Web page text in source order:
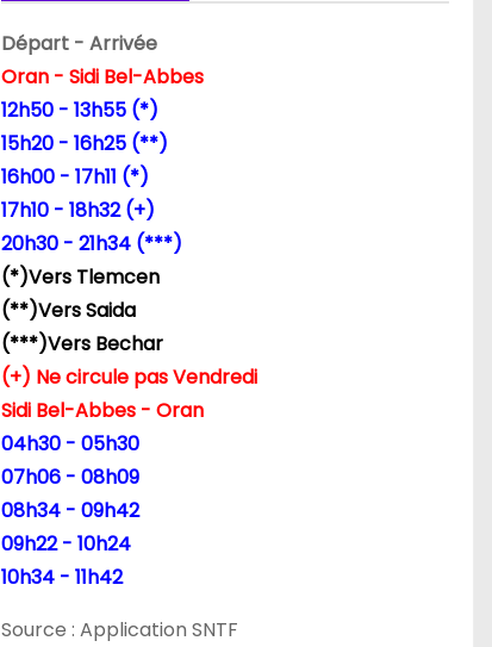
Départ - Arrivée
Oran - Sidi Bel-Abbes
12h50 - 13h55 (*)
15h20 - 16h25 (**)
16h00 - 17h11 (*)
17h10 - 18h32 (+)
20h30 - 21h34 (***)
(*)Vers Tlemcen
(**)Vers Saida
(***)Vers Bechar
(+) Ne circule pas Vendredi
Sidi Bel-Abbes - Oran
04h30 - 05h30
07h06 - 08h09
08h34 - 09h42
09h22 - 10h24
10h34 - 11h42
Source : Application SNTF